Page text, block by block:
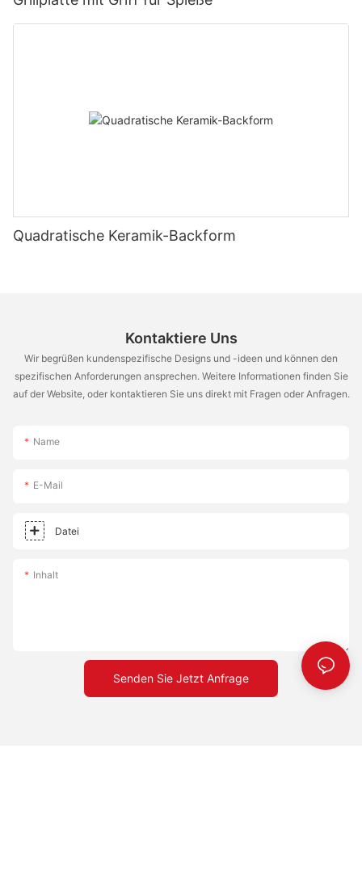
Quadratische Keramik-Backform
Kontaktiere Uns
Wir begrüßen kundenspezifische Designs und -ideen und können den
spezifischen Anforderungen ansprechen. Weitere Informationen finden Sie
auf der Website, oder kontaktieren Sie uns direkt mit Fragen oder Anfragen.
Name
E-Mail
Datei
Inhalt
Senden Sie Jetzt Anfrage